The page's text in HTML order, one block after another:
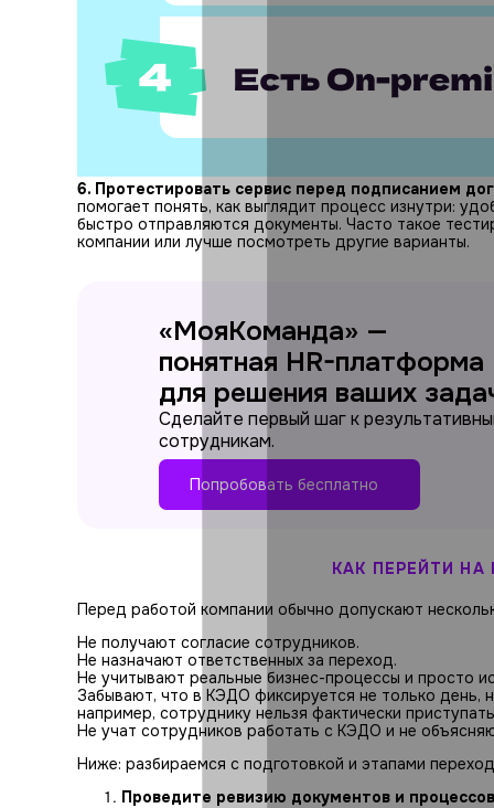
6. Протестировать сервис перед подписанием
помогает понять, как выглядит процесс изнутри:
быстро отправляются документы. Часто такое
компании или лучше посмотреть другие варианты.
«МояКоманда» —
понятная HR-платформа
для решения ваших
Сделайте первый шаг к
сотрудникам.
Попробовать бесплатно
КАК ПЕРЕЙТИ
Перед работой компании обычно допускают
Не получают согласие сотрудников.
Не назначают ответственных за переход.
Не учитывают реальные бизнес-процессы и просто
Забывают, что в КЭДО фиксируется не только день,
например, сотруднику нельзя фактически
Не учат сотрудников работать с КЭДО и не
Ниже: разбираемся с подготовкой и этапами
Проведите ревизию документов и процессов